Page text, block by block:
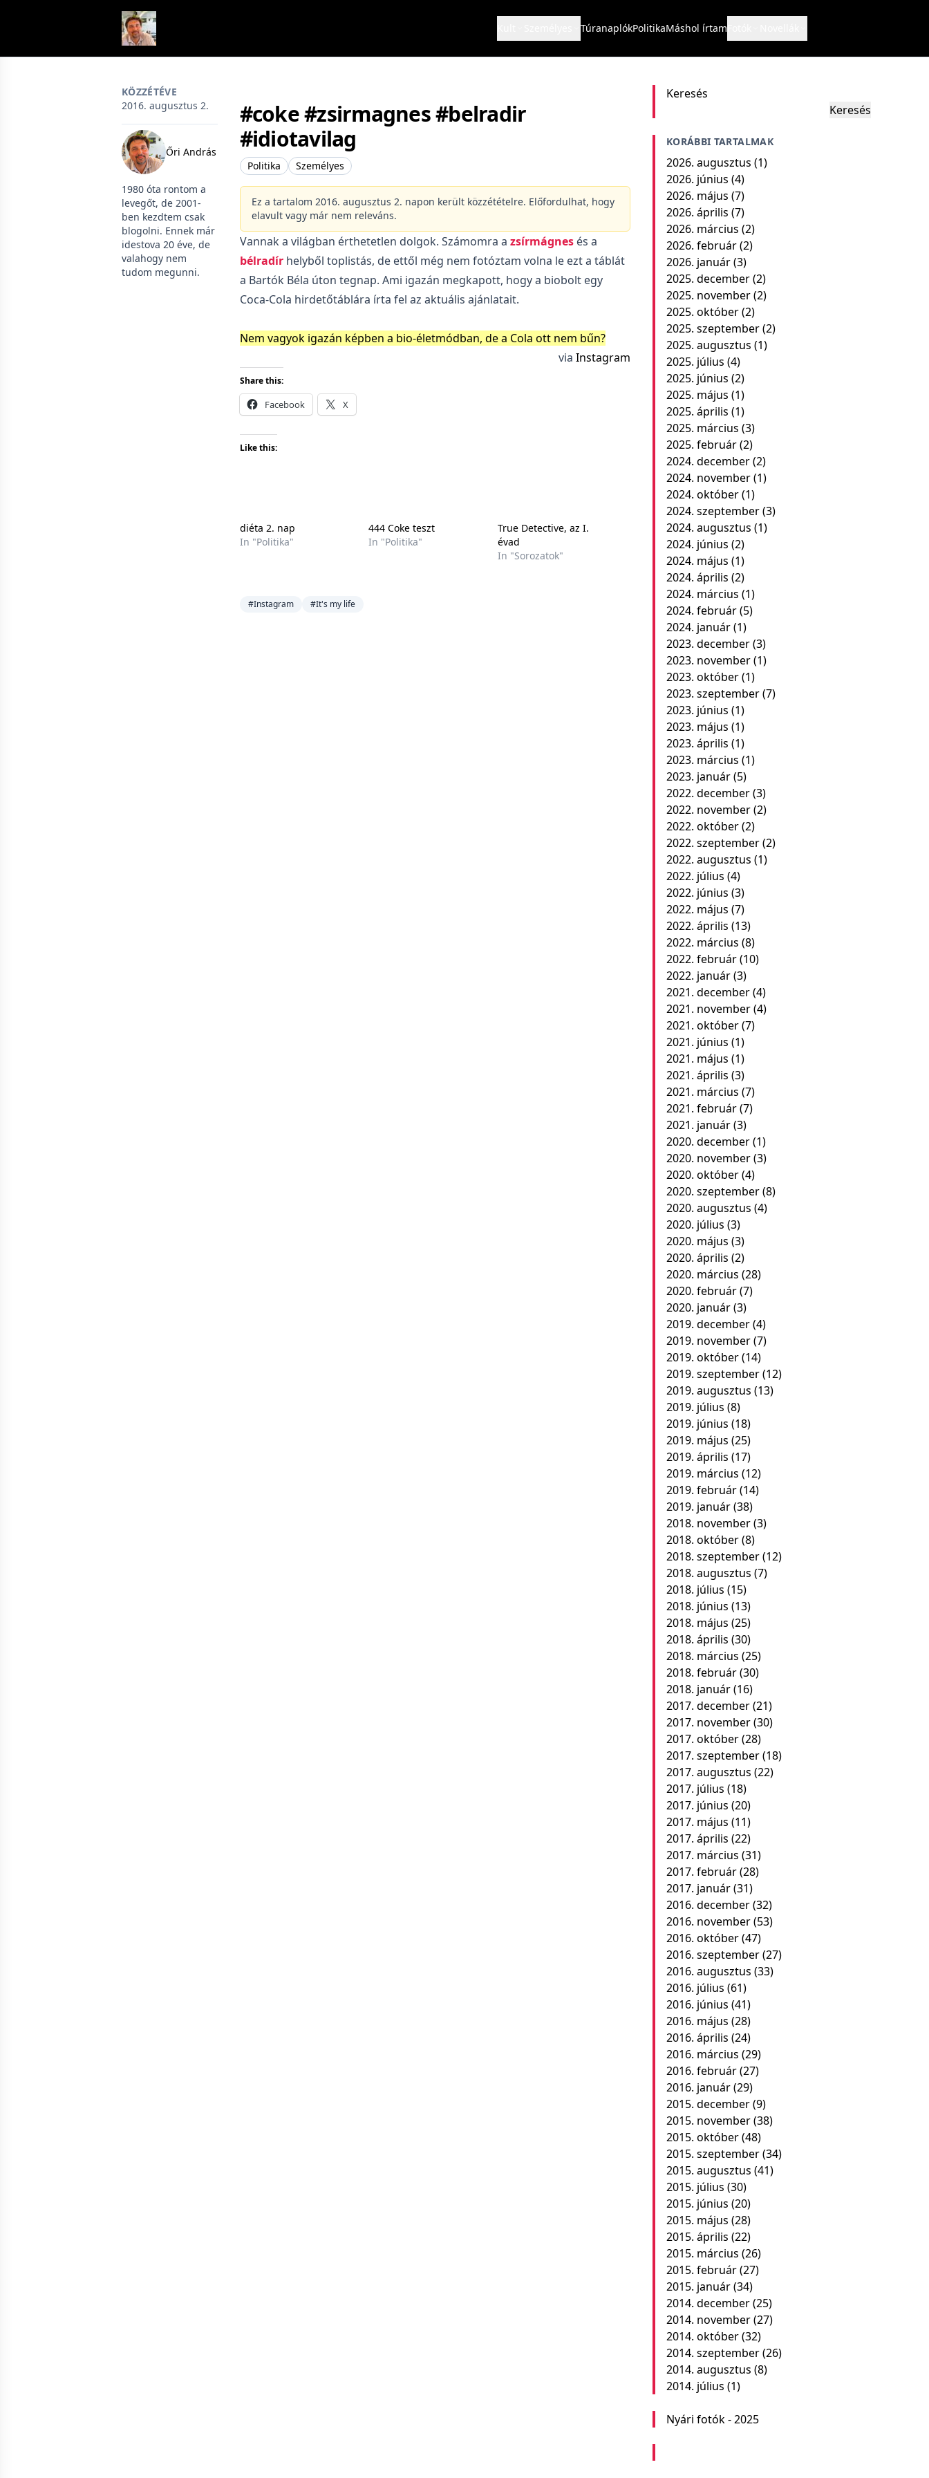
TúranaplókPolitikaMáshol írtam
KÖZZÉTÉVE
2016. augusztus 2.
Őri András
1980 óta rontom a
levegőt, de 2001-
ben kezdtem csak
blogolni. Ennek már
idestova 20 éve, de
valahogy nem
tudom megunni.
#coke #zsirmagnes #belradir
#idiotavilag
Politika Személyes
Ez a tartalom 2016. augusztus 2. napon került közzétételre. Előfordulhat, hogy
elavult vagy már nem releváns.
Vannak a világban érthetetlen dolgok. Számomra a zsírmágnesés a
bélradírhelyből toplistás, de ettől még nem fotóztam volna le ezt a táblát
a Bartók Béla úton tegnap. Ami igazán megkapott, hogy a biobolt egy
Coca-Cola hirdetőtáblára írta fel az aktuális ajánlatait.
Nem vagyok igazán képben a bio-életmódban, de a Cola ott nem bűn?
via Instagram
Share this:
Facebook X
Like this:
diéta 2. nap
In "Politika"
444 Coke teszt
In "Politika"
True Detective, az I.
évad
In "Sorozatok"
#Instagram #It's my life
Keresés
Keresés
KORÁBBI TARTALMAK
2026. augusztus (1)
2026. június (4)
2026. május (7)
2026. április (7)
2026. március (2)
2026. február(2)
2026. január(3)
2025. december(2)
2025. november(2)
2025. október(2)
2025. szeptember(2)
2025. augusztus (1)
2025. július (4)
2025. június (2)
2025. május (1)
2025. április (1)
2025. március (3)
2025. február(2)
2024. december(2)
2024. november(1)
2024. október(1)
2024. szeptember(3)
2024. augusztus (1)
2024. június (2)
2024. május (1)
2024. április (2)
2024. március (1)
2024. február(5)
2024. január(1)
2023. december(3)
2023. november(1)
2023. október(1)
2023. szeptember(7)
2023. június (1)
2023. május (1)
2023. április (1)
2023. március (1)
2023. január(5)
2022. december(3)
2022. november(2)
2022. október(2)
2022. szeptember(2)
2022. augusztus (1)
2022. július (4)
2022. június (3)
2022. május (7)
2022. április (13)
2022. március (8)
2022. február(10)
2022. január(3)
2021. december(4)
2021. november(4)
2021. október(7)
2021. június (1)
2021. május (1)
2021. április (3)
2021. március (7)
2021. február(7)
2021. január(3)
2020. december(1)
2020. november(3)
2020. október(4)
2020. szeptember(8)
2020. augusztus (4)
2020. július (3)
2020. május (3)
2020. április (2)
2020. március (28)
2020. február(7)
2020. január(3)
2019. december(4)
2019. november(7)
2019. október(14)
2019. szeptember(12)
2019. augusztus (13)
2019. július (8)
2019. június (18)
2019. május (25)
2019. április (17)
2019. március (12)
2019. február(14)
2019. január(38)
2018. november(3)
2018. október(8)
2018. szeptember(12)
2018. augusztus (7)
2018. július (15)
2018. június (13)
2018. május (25)
2018. április (30)
2018. március (25)
2018. február(30)
2018. január(16)
2017. december(21)
2017. november(30)
2017. október(28)
2017. szeptember(18)
2017. augusztus (22)
2017. július (18)
2017. június (20)
2017. május (11)
2017. április (22)
2017. március (31)
2017. február(28)
2017. január(31)
2016. december(32)
2016. november(53)
2016. október(47)
2016. szeptember(27)
2016. augusztus (33)
2016. július (61)
2016. június (41)
2016. május (28)
2016. április (24)
2016. március (29)
2016. február(27)
2016. január(29)
2015. december(9)
2015. november(38)
2015. október(48)
2015. szeptember(34)
2015. augusztus (41)
2015. július (30)
2015. június (20)
2015. május (28)
2015. április (22)
2015. március (26)
2015. február(27)
2015. január(34)
2014. december(25)
2014. november(27)
2014. október(32)
2014. szeptember(26)
2014. augusztus (8)
2014. július (1)
Nyári fotók - 2025